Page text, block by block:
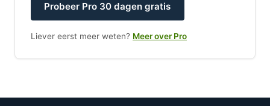
Probeer Pro 30 dagen gratis
Liever eerst meer weten? Meer over Pro